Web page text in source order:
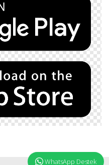
WhatsApp Destek